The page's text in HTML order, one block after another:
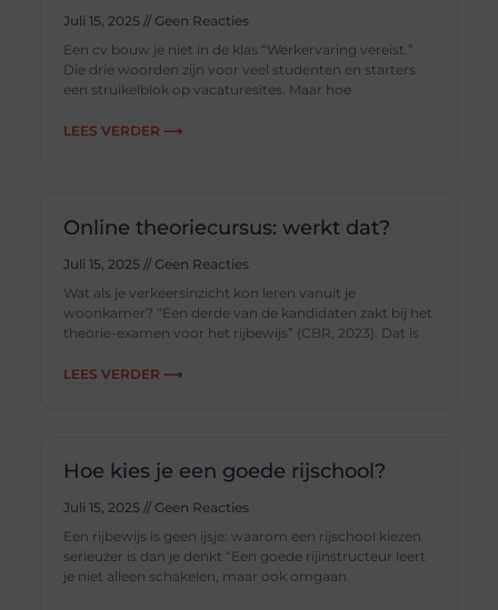
Juli 15, 2025
Geen Reacties
Een cv bouw je niet in de klas “Werkervaring vereist.”
Die drie woorden zijn voor veel studenten en starters
een struikelblok op vacaturesites. Maar hoe
LEES VERDER ⟶
Online theoriecursus: werkt dat?
Juli 15, 2025
Geen Reacties
Wat als je verkeersinzicht kon leren vanuit je
woonkamer? “Een derde van de kandidaten zakt bij het
theorie-examen voor het rijbewijs” (CBR, 2023). Dat is
LEES VERDER ⟶
Hoe kies je een goede rijschool?
Juli 15, 2025
Geen Reacties
Een rijbewijs is geen ijsje: waarom een rijschool kiezen
serieuzer is dan je denkt “Een goede rijinstructeur leert
je niet alleen schakelen, maar ook omgaan